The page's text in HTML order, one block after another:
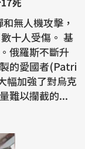
無人機攻擊，
人受傷。 基
俄羅斯不斷升
的愛國者(Patri
難以攔截的...